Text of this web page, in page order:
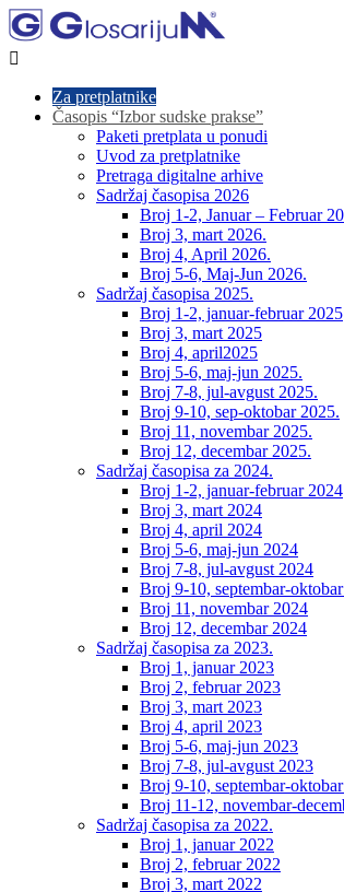

Za pretplatnike
Časopis “Izbor sudske prakse”
Paketi pretplata u ponudi
Uvod za pretplatnike
Pretraga digitalne arhive
Sadržaj časopisa 2026
Broj 1-2, Januar – Februar
Broj 3, mart 2026.
Broj 4, April 2026.
Broj 5-6, Maj-Jun 2026.
Sadržaj časopisa 2025.
Broj 1-2, januar-februar 2025
Broj 3, mart 2025
Broj 4, april2025
Broj 5-6, maj-jun 2025.
Broj 7-8, jul-avgust 2025.
Broj 9-10, sep-oktobar 2025.
Broj 11, novembar 2025.
Broj 12, decembar 2025.
Sadržaj časopisa za 2024.
Broj 1-2, januar-februar 2024
Broj 3, mart 2024
Broj 4, april 2024
Broj 5-6, maj-jun 2024
Broj 7-8, jul-avgust 2024
Broj 9-10, septembar-
Broj 11, novembar 2024
Broj 12, decembar 2024
Sadržaj časopisa za 2023.
Broj 1, januar 2023
Broj 2, februar 2023
Broj 3, mart 2023
Broj 4, april 2023
Broj 5-6, maj-jun 2023
Broj 7-8, jul-avgust 2023
Broj 9-10, septembar-
Broj 11-12, novembar-
Sadržaj časopisa za 2022.
Broj 1, januar 2022
Broj 2, februar 2022
Broj 3, mart 2022